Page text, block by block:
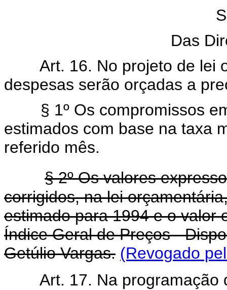
Das
Art. 16. No projeto de lei
despesas serão orçadas a
§ 1º Os compromissos
estimados com base na taxa
referido mês.
§ 2º Os valores
corrigidos, na lei
estimado para 1994 e o valor
Índice Geral de Preços -
Getúlio Vargas. (Revogado
Art. 17. Na programação